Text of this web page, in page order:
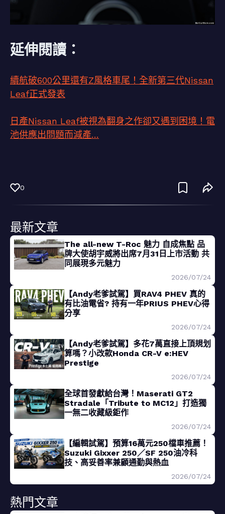
延伸閱讀：
續航破600公里還有Z風格車尾！全新第三代Nissan
Leaf正式發表
日產Nissan Leaf被視為翻身之作卻又遇到困境！電
池供應出問題而減產…
0
最新文章
The all-new T-Roc 魅力 自成焦點 品
牌大使胡宇威將出席7月31日上市活動 共
同展現多元魅力
2026/07/24
【Andy老爹試駕】買RAV4 PHEV 真的
有比油電省? 持有一年PRIUS PHEV心得
分享
2026/07/24
【Andy老爹試駕】多花7萬直接上頂規划
算嗎？小改款Honda CR-V e:HEV
Prestige
2026/07/24
全球首發獻給台灣！Maserati GT2
Stradale「Tribute to MC12」打造獨
一無二收藏級鉅作
2026/07/24
【編輯試駕】預算16萬元250檔車推薦！
Suzuki Gixxer 250／SF 250油冷科
技、高妥善率兼顧通勤與熱血
2026/07/24
熱門文章